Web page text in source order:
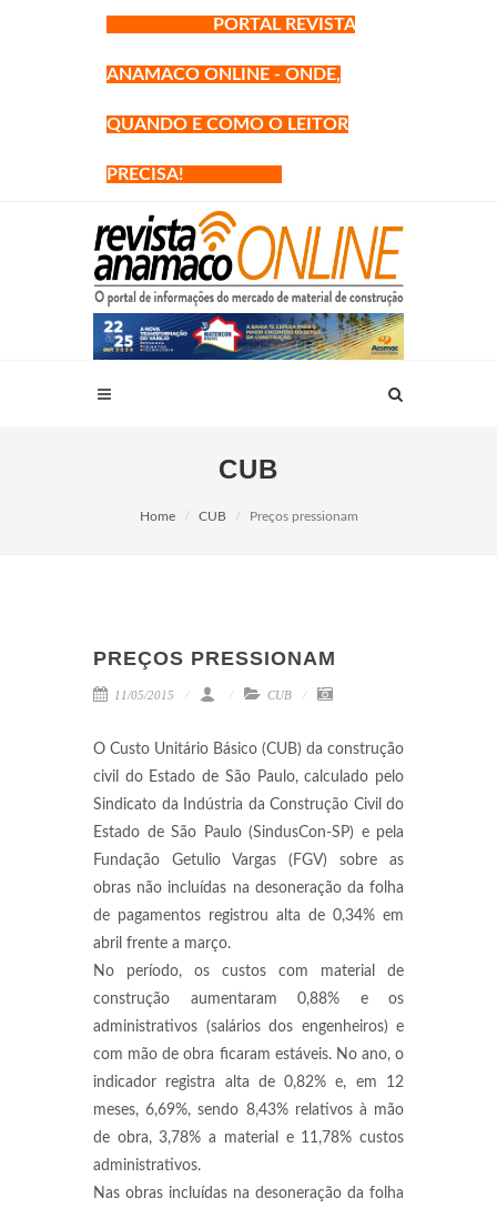
PORTAL REVISTA
ANAMACO ONLINE - ONDE,
QUANDO E COMO O LEITOR
PRECISA!
CUB
Home CUB Preços pressionam
PREÇOS PRESSIONAM
11/05/2015 CUB
O Custo Unitário Básico (CUB) da construção
civil do Estado de São Paulo, calculado pelo
Sindicato da Indústria da Construção Civil do
Estado de São Paulo (SindusCon-SP) e pela
Fundação Getulio Vargas (FGV) sobre as
obras não incluídas na desoneração da folha
de pagamentos registrou alta de 0,34% em
abril frente a março.
No período, os custos com material de
construção aumentaram 0,88% e os
administrativos (salários dos engenheiros) e
com mão de obra ficaram estáveis. No ano, o
indicador registra alta de 0,82% e, em 12
meses, 6,69%, sendo 8,43% relativos à mão
de obra, 3,78% a material e 11,78% custos
administrativos.
Nas obras incluídas na desoneração da folha